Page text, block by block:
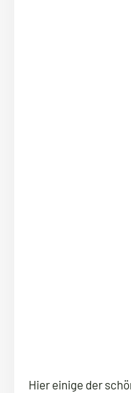
Hier einige der